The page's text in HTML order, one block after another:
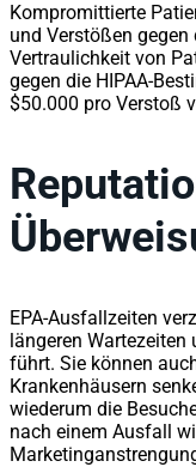
Kompromittierte
und Verstößen
Vertraulichkeit von
gegen die HIPAA-
$50.000 pro Verstoß
EPA-Ausfallzeiten
längeren
führt. Sie können
Krankenhäusern
wiederum die
nach einem Ausfall